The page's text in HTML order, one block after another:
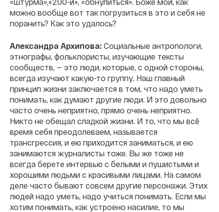
можно вообще вот так погрузиться в это и себя не
поранить? Как это удалось?
Александра Архипова: Социальные антропологи,
этнографы, фольклористы, изучающие тексты
сообществ, — это люди, которые, с одной стороны,
всегда изучают какую-то группу. Наш главный
принцип жизни заключается в том, что надо уметь
понимать, как думают другие люди. И это довольно
часто очень неприятно, прямо очень неприятно.
Никто не обещал сладкой жизни. И то, что мы всё
время себя преодолеваем, называется
трансгрессия, и ею приходится заниматься, и ею
занимаются журналисты тоже. Вы же тоже не
всегда берете интервью с белыми и пушистыми и
хорошими людьми с красивыми лицами. На самом
деле часто бывают совсем другие персонажи. Этих
людей надо уметь, надо учиться понимать. Если мы
хотим понимать, как устроено насилие, то мы